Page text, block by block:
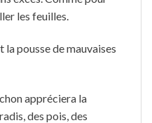
les feuilles.
la pousse de mauvaises
appréciera la
des pois, des